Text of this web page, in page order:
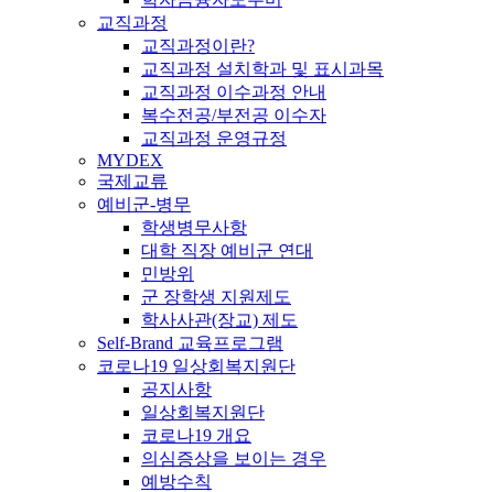
교직과정
교직과정이란?
교직과정 설치학과 및 표시과목
교직과정 이수과정 안내
복수전공/부전공 이수자
교직과정 운영규정
MYDEX
국제교류
예비군-병무
학생병무사항
대학 직장 예비군 연대
민방위
군 장학생 지원제도
학사사관(장교) 제도
Self-Brand 교육프로그램
코로나19 일상회복지원단
공지사항
일상회복지원단
코로나19 개요
의심증상을 보이는 경우
예방수칙